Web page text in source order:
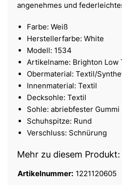
angenehmes und
Farbe: Weiß
Herstellerfarbe: White
Modell: 1534
Artikelname: Brighton Low
Obermaterial: Textil/
Innenmaterial: Textil
Decksohle: Textil
Sohle: abriebfester Gummi
Schuhspitze: Rund
Verschluss: Schnürung
Mehr zu diesem Produkt:
Artikelnummer: 1221120605